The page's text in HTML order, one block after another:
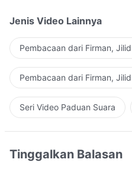
Jenis Video Lainnya
Pembacaan dari Firman,
Pembacaan dari Firman,
Seri Video Paduan Suara
Tinggalkan Balasan